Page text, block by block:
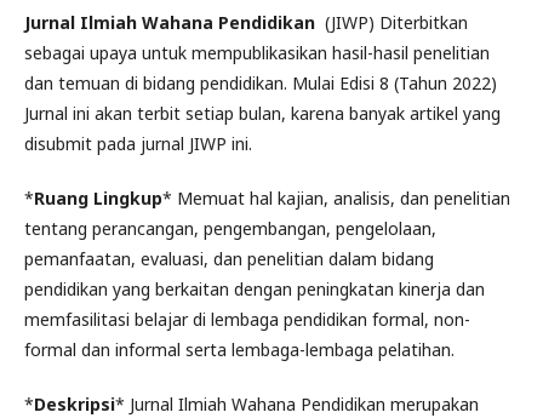
Jurnal Ilmiah Wahana Pendidikan (JIWP) Diterbitkan
sebagai upaya untuk mempublikasikan hasil-hasil penelitian
dan temuan di bidang pendidikan. Mulai Edisi 8 (Tahun 2022)
Jurnal ini akan terbit setiap bulan, karena banyak artikel yang
disubmit pada jurnal JIWP ini.
*Ruang Lingkup* Memuat hal kajian, analisis, dan penelitian
tentang perancangan, pengembangan, pengelolaan,
pemanfaatan, evaluasi, dan penelitian dalam bidang
pendidikan yang berkaitan dengan peningkatan kinerja dan
memfasilitasi belajar di lembaga pendidikan formal, non-
formal dan informal serta lembaga-lembaga pelatihan.
*Deskripsi* Jurnal Ilmiah Wahana Pendidikan merupakan